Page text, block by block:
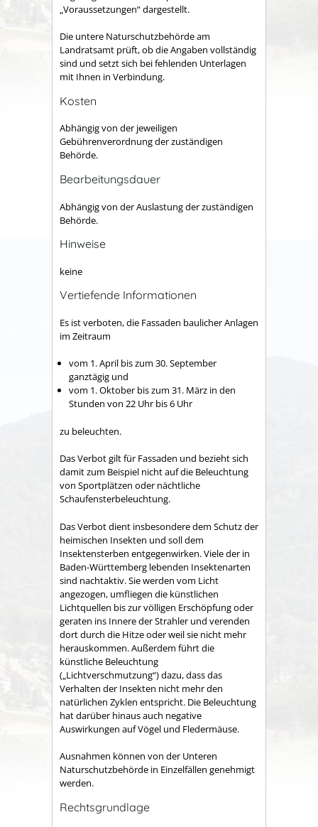
„Voraussetzungen“ dargestellt.
Die untere Naturschutzbehörde am
Landratsamt prüft, ob die Angaben vollständig
sind und setzt sich bei fehlenden Unterlagen
mit Ihnen in Verbindung.
Kosten
Abhängig von der jeweiligen
Gebührenverordnung der zuständigen
Behörde.
Bearbeitungsdauer
Abhängig von der Auslastung der zuständigen
Behörde.
Hinweise
keine
Vertiefende Informationen
Es ist verboten, die Fassaden baulicher Anlagen
im Zeitraum
vom 1. April bis zum 30. September
ganztägig und
vom 1. Oktober bis zum 31. März in den
Stunden von 22 Uhr bis 6 Uhr
zu beleuchten.
Das Verbot gilt für Fassaden und bezieht sich
damit zum Beispiel nicht auf die Beleuchtung
von Sportplätzen oder nächtliche
Schaufensterbeleuchtung.
Das Verbot dient insbesondere dem Schutz der
heimischen Insekten und soll dem
Insektensterben entgegenwirken. Viele der in
Baden-Württemberg lebenden Insektenarten
sind nachtaktiv. Sie werden vom Licht
angezogen, umfliegen die künstlichen
Lichtquellen bis zur völligen Erschöpfung oder
geraten ins Innere der Strahler und verenden
dort durch die Hitze oder weil sie nicht mehr
herauskommen. Außerdem führt die
künstliche Beleuchtung
(„Lichtverschmutzung“) dazu, dass das
Verhalten der Insekten nicht mehr den
natürlichen Zyklen entspricht. Die Beleuchtung
hat darüber hinaus auch negative
Auswirkungen auf Vögel und Fledermäuse.
Ausnahmen können von der Unteren
Naturschutzbehörde in Einzelfällen genehmigt
werden.
Rechtsgrundlage